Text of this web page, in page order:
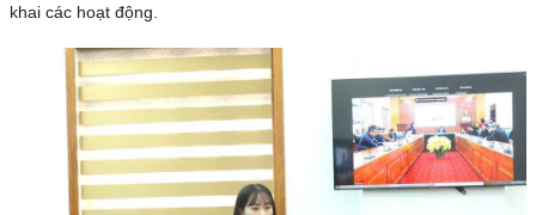
khai các hoạt động.